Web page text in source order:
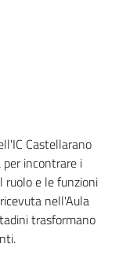
Castellarano
per incontrare i
ruolo e le funzioni
nell'Aula
trasformano